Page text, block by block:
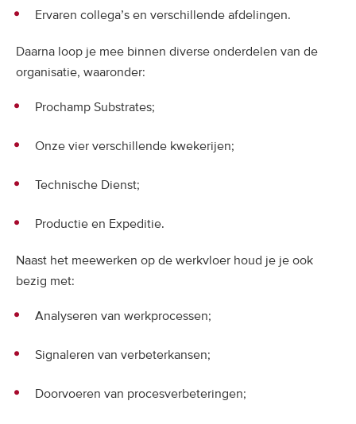
Ervaren collega’s en verschillende afdelingen.
Daarna loop je mee binnen diverse onderdelen van de
organisatie, waaronder:
Prochamp Substrates;
Onze vier verschillende kwekerijen;
Technische Dienst;
Productie en Expeditie.
Naast het meewerken op de werkvloer houd je je ook
bezig met:
Analyseren van werkprocessen;
Signaleren van verbeterkansen;
Doorvoeren van procesverbeteringen;